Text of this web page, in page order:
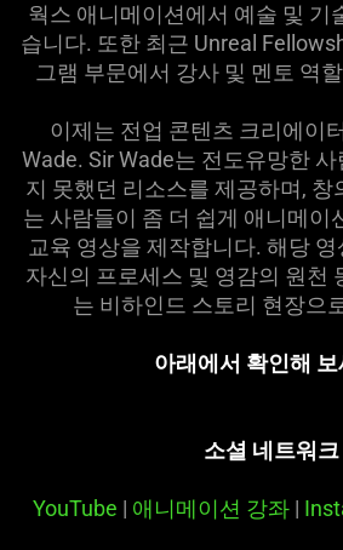
웍스 애니메이션에서 예술 및 기
습니다. 또한 최근 Unreal
그램 부문에서 강사 및 멘토 역
이제는 전업 콘텐츠 크리에이
Wade. Sir Wade는 전도유망한
지 못했던 리소스를 제공하며, 창
는 사람들이 좀 더 쉽게 애니메이
교육 영상을 제작합니다. 해당
자신의 프로세스 및 영감의 원천
는 비하인드 스토리 현장으
아래에서 확인해
소셜 네트워크
YouTube | 애니메이션 강좌|